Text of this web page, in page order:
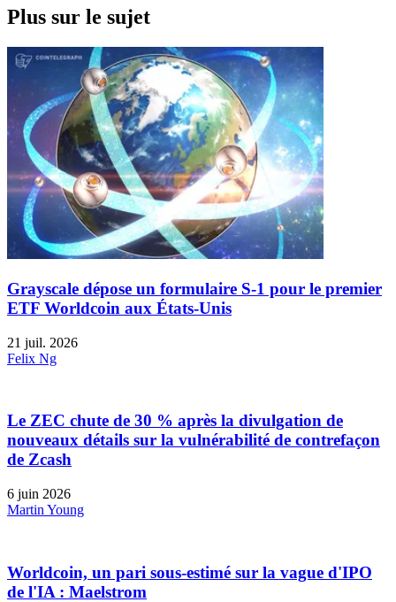
Plus sur le sujet
Grayscale dépose un formulaire S-1 pour le premier
ETF Worldcoin aux États-Unis
21 juil. 2026
Felix Ng
Le ZEC chute de 30 % après la divulgation de
nouveaux détails sur la vulnérabilité de contrefaçon
de Zcash
6 juin 2026
Martin Young
Worldcoin, un pari sous-estimé sur la vague d'IPO
de l'IA : Maelstrom